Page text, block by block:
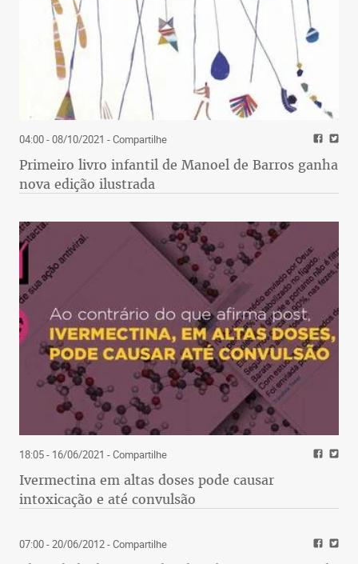
04:00 - 08/10/2021 - Compartilhe
Primeiro livro infantil de Manoel de Barros ganha
nova edição ilustrada
18:05 - 16/06/2021 - Compartilhe
Ivermectina em altas doses pode causar
intoxicação e até convulsão
07:00 - 20/06/2012- Compartilhe